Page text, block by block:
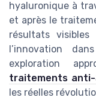
hyaluronique à
et après le
résultats
l’innovation
exploration
traitements anti-
les réelles